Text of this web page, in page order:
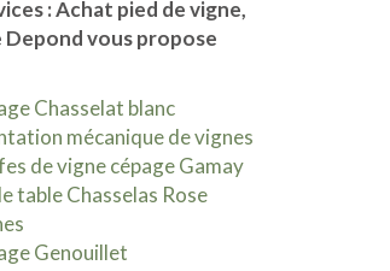
:Achat pied de vigne,
vous propose
Chasselat blanc
mécanique de vignes
de vigne cépage Gamay
table Chasselas Rose
Genouillet